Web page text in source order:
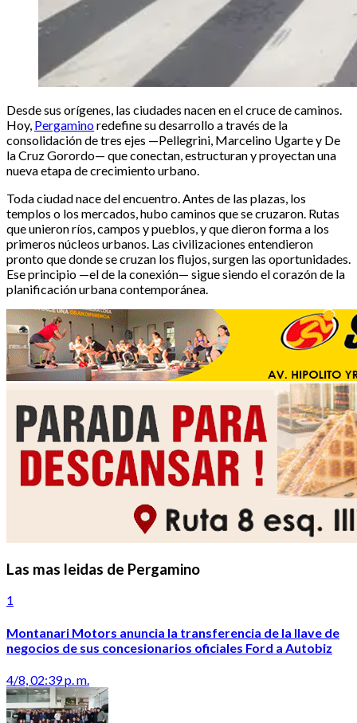
Desde sus orígenes, las ciudades nacen en el cruce de caminos.
Hoy, Pergaminoredefine su desarrollo a través de la
consolidación de tres ejes —Pellegrini, Marcelino Ugarte y De
la Cruz Gorordo— que conectan, estructuran y proyectan una
nueva etapa de crecimiento urbano.
Toda ciudad nace del encuentro. Antes de las plazas, los
templos o los mercados, hubo caminos que se cruzaron. Rutas
que unieron ríos, campos y pueblos, y que dieron forma a los
primeros núcleos urbanos. Las civilizaciones entendieron
pronto que donde se cruzan los flujos, surgen las oportunidades.
Ese principio —el de la conexión— sigue siendo el corazón de la
planificación urbana contemporánea.
Las mas leidas de Pergamino
1
Montanari Motors anuncia la transferencia de la llave de
negocios de sus concesionarios oficiales Ford a Autobiz
4/8, 02:39 p. m.